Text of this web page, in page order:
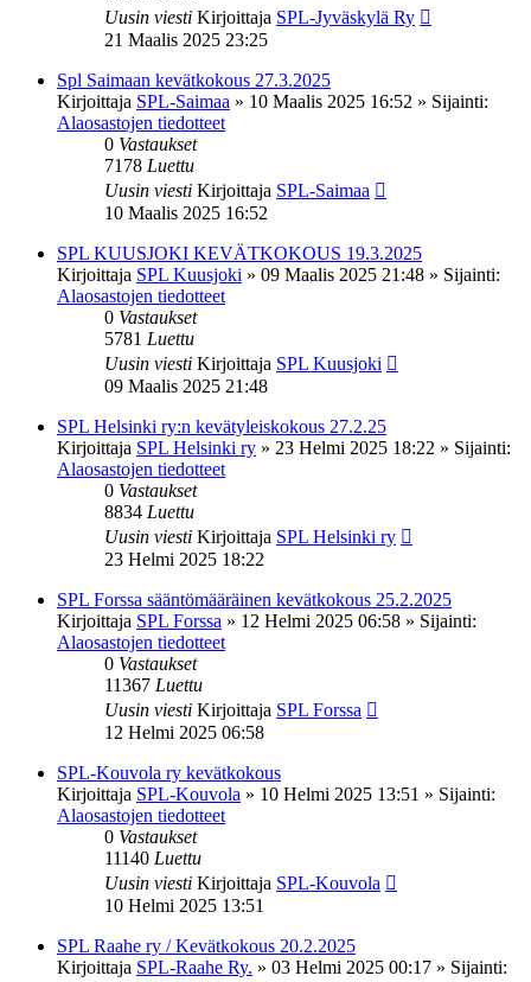
Uusin viesti Kirjoittaja SPL-Jyväskylä Ry
21 Maalis 2025 23:25
Spl Saimaan kevätkokous 27.3.2025
Kirjoittaja SPL-Saimaa » 10 Maalis 2025 16:52 » Sijainti:
Alaosastojen tiedotteet
0 Vastaukset
7178 Luettu
Uusin viesti Kirjoittaja SPL-Saimaa
10 Maalis 2025 16:52
SPL KUUSJOKI KEVÄTKOKOUS 19.3.2025
Kirjoittaja SPL Kuusjoki » 09 Maalis 2025 21:48 » Sijainti:
Alaosastojen tiedotteet
0 Vastaukset
5781 Luettu
Uusin viesti Kirjoittaja SPL Kuusjoki
09 Maalis 2025 21:48
SPL Helsinki ry:n kevätyleiskokous 27.2.25
Kirjoittaja SPL Helsinki ry » 23 Helmi 2025 18:22 » Sijainti:
Alaosastojen tiedotteet
0 Vastaukset
8834 Luettu
Uusin viesti Kirjoittaja SPL Helsinki ry
23 Helmi 2025 18:22
SPL Forssa sääntömääräinen kevätkokous 25.2.2025
Kirjoittaja SPL Forssa » 12 Helmi 2025 06:58 » Sijainti:
Alaosastojen tiedotteet
0 Vastaukset
11367 Luettu
Uusin viesti Kirjoittaja SPL Forssa
12 Helmi 2025 06:58
SPL-Kouvola ry kevätkokous
Kirjoittaja SPL-Kouvola » 10 Helmi 2025 13:51 » Sijainti:
Alaosastojen tiedotteet
0 Vastaukset
11140 Luettu
Uusin viesti Kirjoittaja SPL-Kouvola
10 Helmi 2025 13:51
SPL Raahe ry / Kevätkokous 20.2.2025
Kirjoittaja SPL-Raahe Ry. » 03 Helmi 2025 00:17 » Sijainti: